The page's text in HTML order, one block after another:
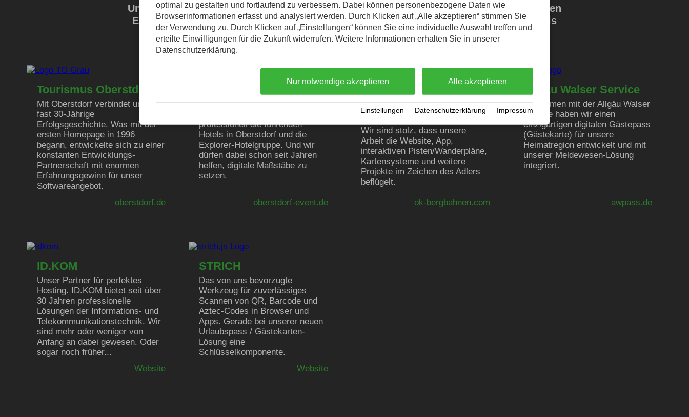
Unsere Fähigkeiten können nur in einem Netzwerk aus Freunden und Partnern zur vollen
Entfaltung kommen. Technologie + Entwicklungspartnerschaft - wir arbeiten mit Profis
zusammen.
Tourismus Oberstdorf
Mit Oberstdorf verbindet uns eine
fast 30-Jährige
Erfolgsgeschichte. Was mit der
ersten Homepage in 1996
begann, entwickelte sich zu einer
konstanten Entwicklungs-
Partnerschaft mit enormen
Erfahrungsgewinn für unser
Softwareangebot.
oberstdorf.de
Das Marketing-Team rund um
professionell die führenden
Hotels in Oberstdorf und die
Explorer-Hotelgruppe. Und wir
dürfen dabei schon seit Jahren
helfen, digitale Maßstäbe zu
setzen.
oberstdorf-event.de
Oberstdorf
Kleinwalsertal
Bergbahnen
Wir sind stolz, dass unsere
Arbeit die Website, App,
interaktiven Pisten/Wanderpläne,
Kartensysteme und weitere
Projekte im Zeichen des Adlers
beflügelt.
ok-bergbahnen.com
Allgäu Walser Service
Zusammen mit der Allgäu Walser
Service haben wir einen
einzigartigen digitalen Gästepass
(Gästekarte) für unsere
Heimatregion entwickelt und mit
unserer Meldewesen-Lösung
integriert.
awpass.de
ID.KOM
Unser Partner für perfektes
Hosting. ID.KOM bietet seit über
30 Jahren professionelle
Lösungen der Informations- und
Telekommunikationstechnik. Wir
sind mehr oder weniger von
Anfang an dabei gewesen. Oder
sogar noch früher...
Website
STRICH
Das von uns bevorzugte
Werkzeug für zuverlässiges
Scannen von QR, Barcode und
Aztec-Codes in Browser und
Apps. Gerade bei unserer neuen
Urlaubspass / Gästekarten-
Lösung eine
Schlüsselkomponente.
Website
optimal zu gestalten und fortlaufend zu verbessern. Dabei können personenbezogene Daten wie
Browserinformationen erfasst und analysiert werden. Durch Klicken auf „Alle akzeptieren“ stimmen Sie
der Verwendung zu. Durch Klicken auf „Einstellungen“ können Sie eine individuelle Auswahl treffen und
erteilte Einwilligungen für die Zukunft widerrufen. Weitere Informationen erhalten Sie in unserer
Datenschutzerklärung.
Alle akzeptieren
Nur notwendige akzeptieren
Einstellungen Datenschutzerklärung Impressum